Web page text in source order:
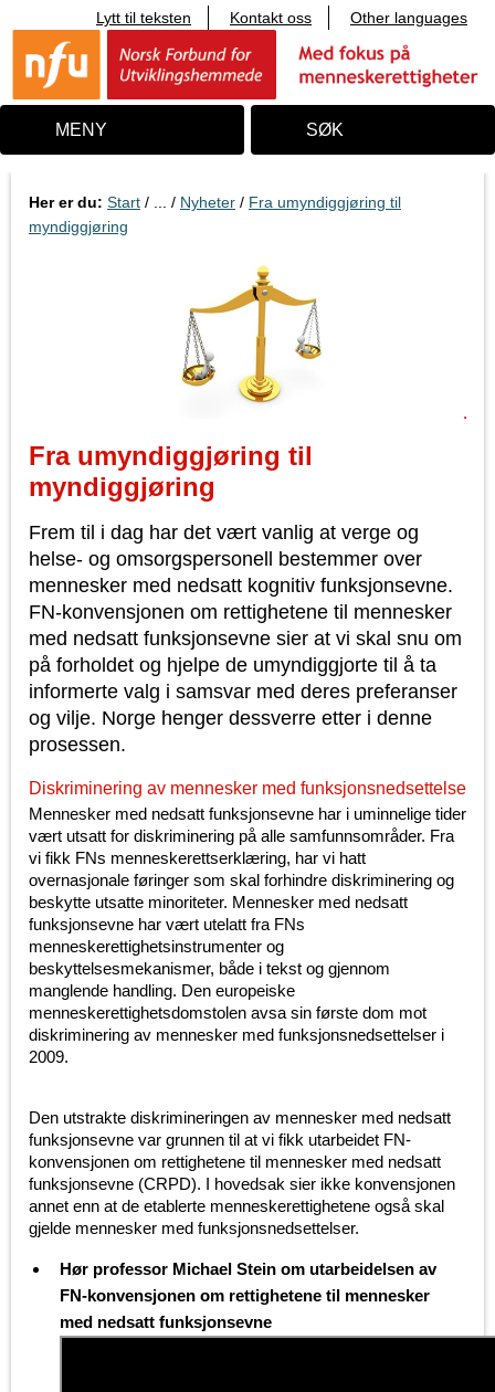
i
n
o
Lytt til teksten Kontakt oss Other languages
MENY SØK
Her er du: Start / ... / Nyheter / Fra umyndiggjøring til
myndiggjøring
Fra umyndiggjøring til
myndiggjøring
Frem til i dag har det vært vanlig at verge og
helse- og omsorgspersonell bestemmer over
mennesker med nedsatt kognitiv funksjonsevne.
FN-konvensjonen om rettighetene til mennesker
med nedsatt funksjonsevne sier at vi skal snu om
på forholdet og hjelpe de umyndiggjorte til å ta
informerte valg i samsvar med deres preferanser
og vilje. Norge henger dessverre etter i denne
prosessen.
Diskriminering av mennesker med funksjonsnedsettelse
Mennesker med nedsatt funksjonsevne har i uminnelige tider
vært utsatt for diskriminering på alle samfunnsområder. Fra
vi fikk FNs menneskerettserklæring, har vi hatt
overnasjonale føringer som skal forhindre diskriminering og
beskytte utsatte minoriteter. Mennesker med nedsatt
funksjonsevne har vært utelatt fra FNs
menneskerettighetsinstrumenter og
beskyttelsesmekanismer, både i tekst og gjennom
manglende handling. Den europeiske
menneskerettighetsdomstolen avsa sin første dom mot
diskriminering av mennesker med funksjonsnedsettelser i
2009.
Den utstrakte diskrimineringen av mennesker med nedsatt
funksjonsevne var grunnen til at vi fikk utarbeidet FN-
konvensjonen om rettighetene til mennesker med nedsatt
funksjonsevne (CRPD). I hovedsak sier ikke konvensjonen
annet enn at de etablerte menneskerettighetene også skal
gjelde mennesker med funksjonsnedsettelser.
Hør professor Michael Stein om utarbeidelsen av
FN-konvensjonen om rettighetene til mennesker
med nedsatt funksjonsevne